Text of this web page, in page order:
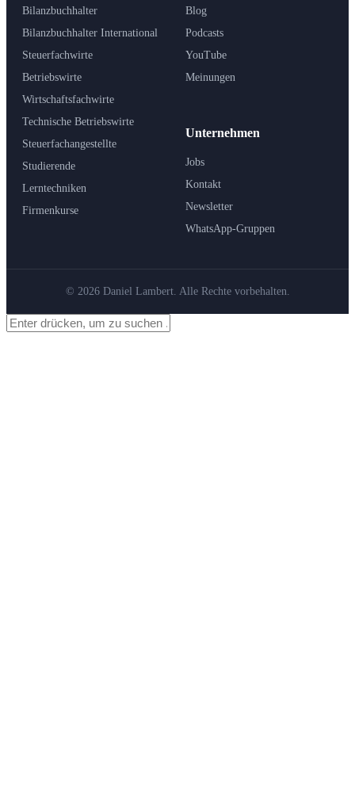
Bilanzbuchhalter
Bilanzbuchhalter International
Steuerfachwirte
Betriebswirte
Wirtschaftsfachwirte
Technische Betriebswirte
Steuerfachangestellte
Studierende
Lerntechniken
Firmenkurse
Blog
Podcasts
YouTube
Meinungen
Unternehmen
Jobs
Kontakt
Newsletter
WhatsApp-Gruppen
© 2026 Daniel Lambert. Alle Rechte vorbehalten.